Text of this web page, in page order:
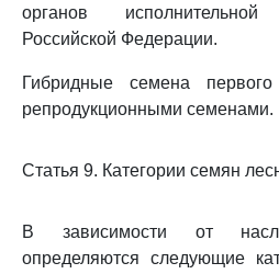
органов
Российской Федерации.
Гибридные семена
репродукционными семенами.
Статья 9. Категории семян
В зависимости от
определяются следующие